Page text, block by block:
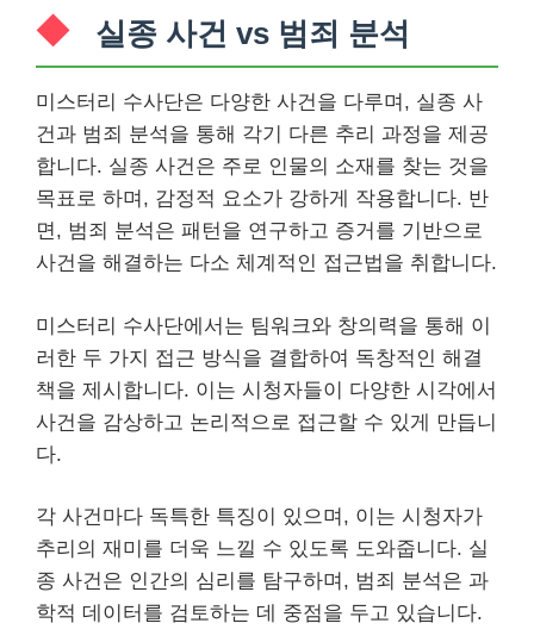
실종 사건 vs 범죄 분석
미스터리 수사단은 다양한 사건을 다루며, 실종 사
건과 범죄 분석을 통해 각기 다른 추리 과정을 제공
합니다. 실종 사건은 주로 인물의 소재를 찾는 것을
목표로 하며, 감정적 요소가 강하게 작용합니다. 반
면, 범죄 분석은 패턴을 연구하고 증거를 기반으로
사건을 해결하는 다소 체계적인 접근법을 취합니다.
미스터리 수사단에서는 팀워크와 창의력을 통해 이
러한 두 가지 접근 방식을 결합하여 독창적인 해결
책을 제시합니다. 이는 시청자들이 다양한 시각에서
사건을 감상하고 논리적으로 접근할 수 있게 만듭니
다.
각 사건마다 독특한 특징이 있으며, 이는 시청자가
추리의 재미를 더욱 느낄 수 있도록 도와줍니다. 실
종 사건은 인간의 심리를 탐구하며, 범죄 분석은 과
학적 데이터를 검토하는 데 중점을 두고 있습니다.